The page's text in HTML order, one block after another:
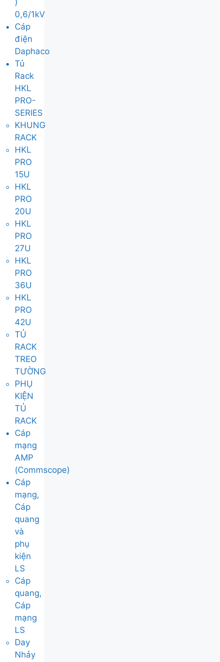
)
0,6/1kV
Cáp
điện
Daphaco
Tủ
Rack
HKL
PRO-
SERIES
KHUNG
RACK
HKL
PRO
15U
HKL
PRO
20U
HKL
PRO
27U
HKL
PRO
36U
HKL
PRO
42U
TỦ
RACK
TREO
TƯỜNG
PHỤ
KIỆN
TỦ
RACK
Cáp
mạng
AMP
(Commscope)
Cáp
mạng,
Cáp
quang
và
phụ
kiện
LS
Cáp
quang,
Cáp
mạng
LS
Day
Nhảy